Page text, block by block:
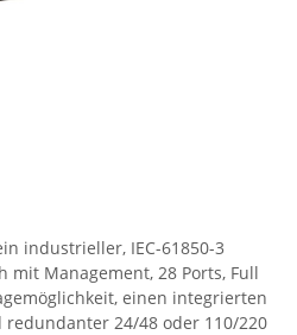
industrieller, IEC-61850-3
mit Management, 28 Ports, Full
einen integrierten
redundanter 24/48 oder 110/220